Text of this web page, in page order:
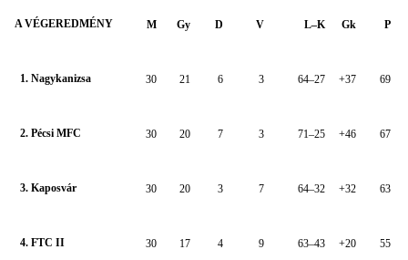
A VÉGEREDMÉNY M Gy D V L–K Gk P
1. Nagykanizsa 30 21 6 3 64–27 +37 69
2. Pécsi MFC 30 20 7 3 71–25 +46 67
3. Kaposvár 30 20 3 7 64–32 +32 63
4. FTC II 30 17 4 9 63–43 +20 55